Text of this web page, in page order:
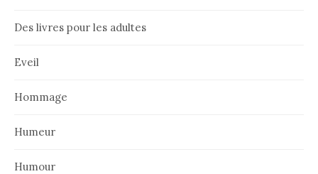
Des livres pour les adultes
Eveil
Hommage
Humeur
Humour